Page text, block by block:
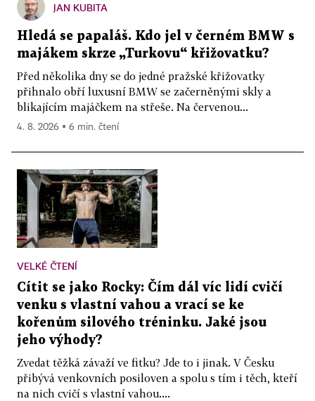
JAN KUBITA
Hledá se papaláš. Kdo jel v černém BMW s
majákem skrze „Turkovu“ křižovatku?
Před několika dny se do jedné pražské křižovatky
přihnalo obří luxusní BMW se začerněnými skly a
blikajícím majáčkem na střeše. Na červenou...
4. 8. 2026 ▪ 6 min. čtení
VELKÉ ČTENÍ
Cítit se jako Rocky: Čím dál víc lidí cvičí
venku s vlastní vahou a vrací se ke
kořenům silového tréninku. Jaké jsou
jeho výhody?
Zvedat těžká závaží ve fitku? Jde to i jinak. V Česku
přibývá venkovních posiloven a spolu s tím i těch, kteří
na nich cvičí s vlastní vahou....